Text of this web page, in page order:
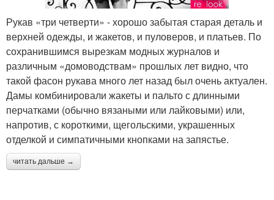
Рукав «три четверти» - хорошо забытая старая деталь и
верхней одежды, и жакетов, и пуловеров, и платьев. По
сохранившимся вырезкам модных журналов и
различным «домоводствам» прошлых лет видно, что
такой фасон рукава много лет назад был очень актуален.
Дамы комбинировали жакеты и пальто с длинными
перчатками (обычно вязаными или лайковыми) или,
напротив, с короткими, щегольскими, украшенных
отделкой и симпатичными кнопками на запястье.
читать дальше →